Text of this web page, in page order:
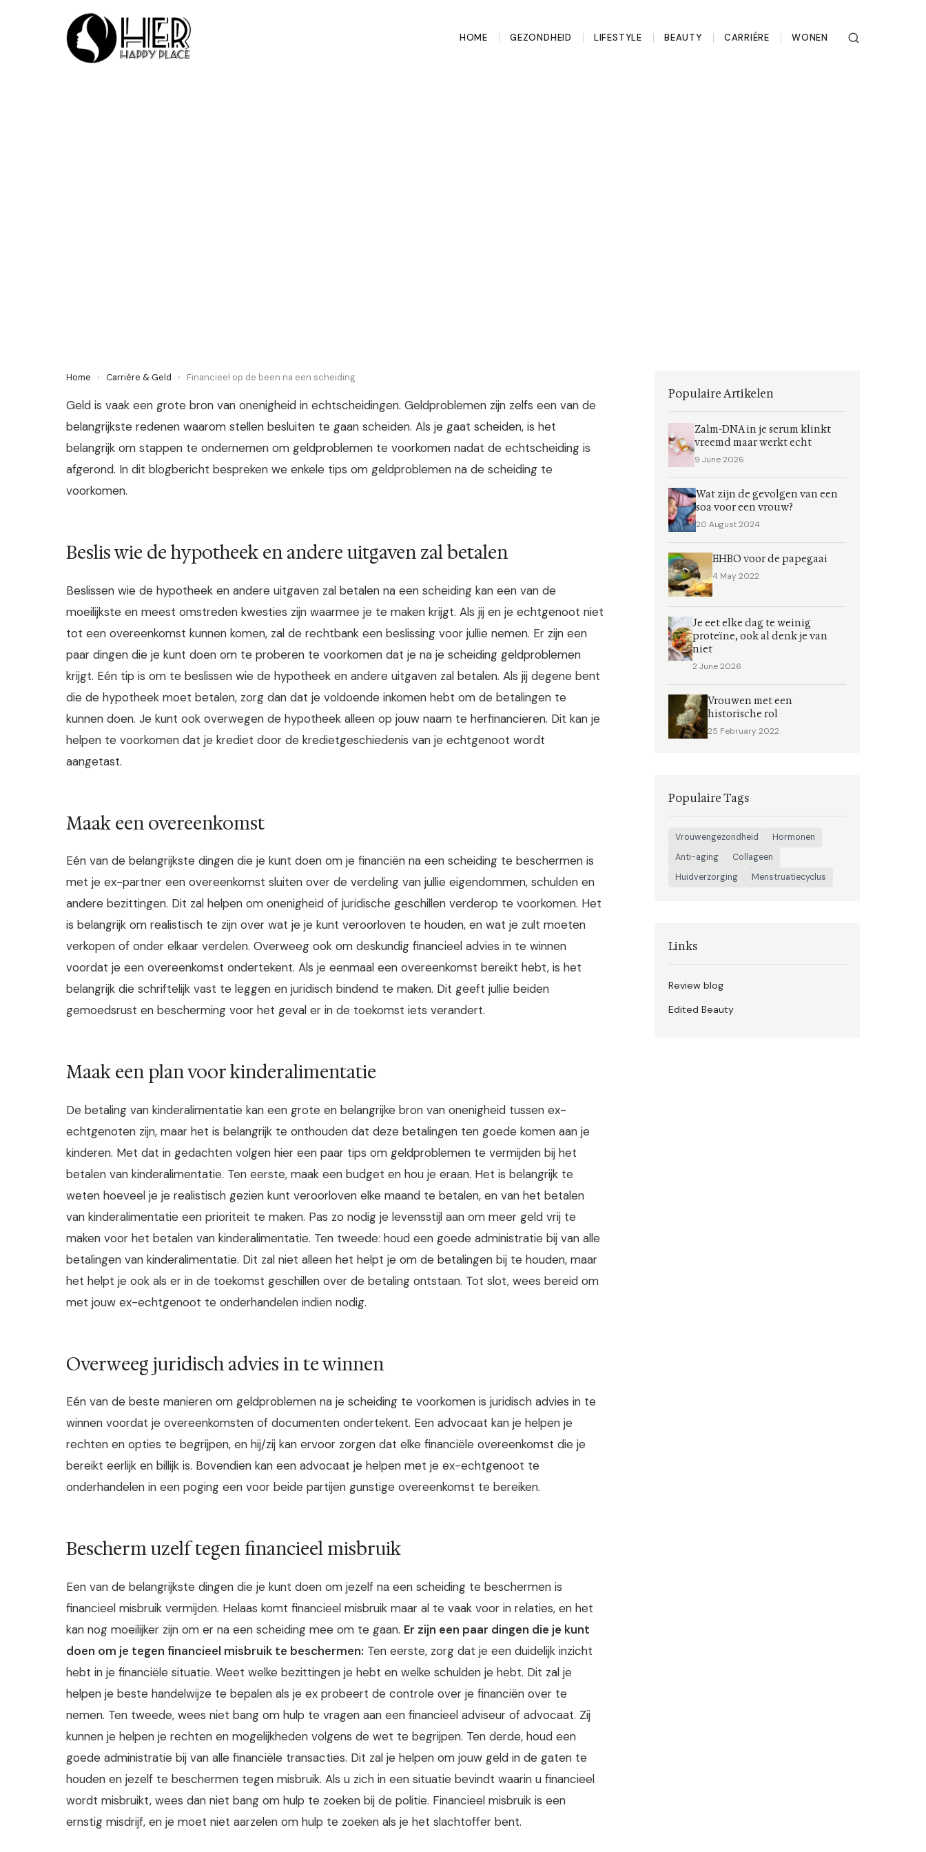
HOME GEZONDHEID LIFESTYLE BEAUTY CARRIÈRE WONEN
Home › Carrière & Geld › Financieel op de been na een scheiding
Geld is vaak een grote bron van onenigheid in echtscheidingen. Geldproblemen zijn zelfs een van de
belangrijkste redenen waarom stellen besluiten te gaan scheiden. Als je gaat scheiden, is het
belangrijk om stappen te ondernemen om geldproblemen te voorkomen nadat de echtscheiding is
afgerond. In dit blogbericht bespreken we enkele tips om geldproblemen na de scheiding te
voorkomen.
Beslis wie de hypotheek en andere uitgaven zal betalen
Beslissen wie de hypotheek en andere uitgaven zal betalen na een scheiding kan een van de
moeilijkste en meest omstreden kwesties zijn waarmee je te maken krijgt. Als jij en je echtgenoot niet
tot een overeenkomst kunnen komen, zal de rechtbank een beslissing voor jullie nemen. Er zijn een
paar dingen die je kunt doen om te proberen te voorkomen dat je na je scheiding geldproblemen
krijgt. Eén tip is om te beslissen wie de hypotheek en andere uitgaven zal betalen. Als jij degene bent
die de hypotheek moet betalen, zorg dan dat je voldoende inkomen hebt om de betalingen te
kunnen doen. Je kunt ook overwegen de hypotheek alleen op jouw naam te herfinancieren. Dit kan je
helpen te voorkomen dat je krediet door de kredietgeschiedenis van je echtgenoot wordt
aangetast.
Maak een overeenkomst
Eén van de belangrijkste dingen die je kunt doen om je financiën na een scheiding te beschermen is
met je ex-partner een overeenkomst sluiten over de verdeling van jullie eigendommen, schulden en
andere bezittingen. Dit zal helpen om onenigheid of juridische geschillen verderop te voorkomen. Het
is belangrijk om realistisch te zijn over wat je je kunt veroorloven te houden, en wat je zult moeten
verkopen of onder elkaar verdelen. Overweeg ook om deskundig financieel advies in te winnen
voordat je een overeenkomst ondertekent. Als je eenmaal een overeenkomst bereikt hebt, is het
belangrijk die schriftelijk vast te leggen en juridisch bindend te maken. Dit geeft jullie beiden
gemoedsrust en bescherming voor het geval er in de toekomst iets verandert.
Maak een plan voor kinderalimentatie
De betaling van kinderalimentatie kan een grote en belangrijke bron van onenigheid tussen ex-
echtgenoten zijn, maar het is belangrijk te onthouden dat deze betalingen ten goede komen aan je
kinderen. Met dat in gedachten volgen hier een paar tips om geldproblemen te vermijden bij het
betalen van kinderalimentatie. Ten eerste, maak een budget en hou je eraan. Het is belangrijk te
weten hoeveel je je realistisch gezien kunt veroorloven elke maand te betalen, en van het betalen
van kinderalimentatie een prioriteit te maken. Pas zo nodig je levensstijl aan om meer geld vrij te
maken voor het betalen van kinderalimentatie. Ten tweede: houd een goede administratie bij van alle
betalingen van kinderalimentatie. Dit zal niet alleen het helpt je om de betalingen bij te houden, maar
het helpt je ook als er in de toekomst geschillen over de betaling ontstaan. Tot slot, wees bereid om
met jouw ex-echtgenoot te onderhandelen indien nodig.
Overweeg juridisch advies in te winnen
Eén van de beste manieren om geldproblemen na je scheiding te voorkomen is juridisch advies in te
winnen voordat je overeenkomsten of documenten ondertekent. Een advocaat kan je helpen je
rechten en opties te begrijpen, en hij/zij kan ervoor zorgen dat elke financiële overeenkomst die je
bereikt eerlijk en billijk is. Bovendien kan een advocaat je helpen met je ex-echtgenoot te
onderhandelen in een poging een voor beide partijen gunstige overeenkomst te bereiken.
Bescherm uzelf tegen financieel misbruik
Een van de belangrijkste dingen die je kunt doen om jezelf na een scheiding te beschermen is
financieel misbruik vermijden. Helaas komt financieel misbruik maar al te vaak voor in relaties, en het
kan nog moeilijker zijn om er na een scheiding mee om te gaan. Er zijn een paar dingen die je kunt
doen om je tegen financieel misbruik te beschermen: Ten eerste, zorg dat je een duidelijk inzicht
hebt in je financiële situatie. Weet welke bezittingen je hebt en welke schulden je hebt. Dit zal je
helpen je beste handelwijze te bepalen als je ex probeert de controle over je financiën over te
nemen. Ten tweede, wees niet bang om hulp te vragen aan een financieel adviseur of advocaat. Zij
kunnen je helpen je rechten en mogelijkheden volgens de wet te begrijpen. Ten derde, houd een
goede administratie bij van alle financiële transacties. Dit zal je helpen om jouw geld in de gaten te
houden en jezelf te beschermen tegen misbruik. Als u zich in een situatie bevindt waarin u financieel
wordt misbruikt, wees dan niet bang om hulp te zoeken bij de politie. Financieel misbruik is een
ernstig misdrijf, en je moet niet aarzelen om hulp te zoeken als je het slachtoffer bent.
Populaire Artikelen
Zalm-DNA in je serum klinkt
vreemd maar werkt echt
9 June 2026
Wat zijn de gevolgen van een
soa voor een vrouw?
20 August 2024
EHBO voor de papegaai
4 May 2022
Je eet elke dag te weinig
proteïne, ook al denk je van
niet
2 June 2026
Vrouwen met een
historische rol
25 February 2022
Populaire Tags
Vrouwengezondheid
Hormonen
Anti-aging
Collageen
Huidverzorging
Menstruatiecyclus
Links
Review blog
Edited Beauty